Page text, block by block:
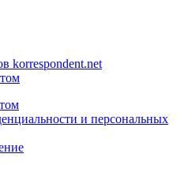
korrespondent.net
и персональных